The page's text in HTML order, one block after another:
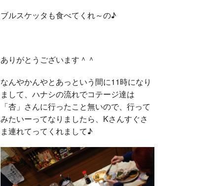
ブルスケッタも食べてくれ～の♪
ありがとうございます＾＾
なんやかんやとあっという間に11時になり
まして、ハナシの流れでコテージ達は
「杏」さんに行ったこと無いので、行って
みたいーってなりましたら、Kさんすぐさ
ま連れてってくれまして♪